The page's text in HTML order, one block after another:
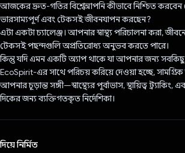
আজকের দ্রুত-গতির বিশ্বে, আপনি কীভাবে নিশ্চিত
ভারসাম্যপূর্ণ এবং টেকসই জীবনযাপন করছেন?
এটা একটা চ্যালেঞ্জ। আপনার স্বাস্থ্য পরিচালনা করা,
টেকসই পছন্দগুলি অপ্রতিরোধ্য অনুভব করতে পারে।
কিন্তু যদি এমন একটি অ্যাপ থাকে যা আপনার জন্য
EcoSpirit-এর সাথে পরিচয় করিয়ে দেওয়া হচ্ছে,
আপনার চূড়ান্ত সঙ্গী—স্বাস্থ্যের পূর্বাভাস, স্থায়িত্ব
দিকের জন্য ব্যক্তিগতকৃত নির্দেশিকা।
দিয়ে নির্মিত